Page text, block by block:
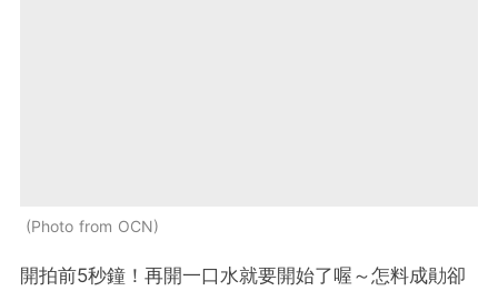
Photo from OCN
開拍前5秒鐘！再開一口水就要開始了喔～怎料成勛卻